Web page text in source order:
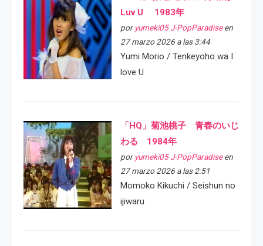
Luv U 1983年
por yumeki05 J-PopParadiseen
27 marzo 2026 a las 3:44
Yumi Morio / Tenkeyoho wa I
love U
「HQ」菊池桃子 青春のいじ
わる 1984年
por yumeki05 J-PopParadiseen
27 marzo 2026 a las 2:51
Momoko Kikuchi / Seishun no
ijiwaru